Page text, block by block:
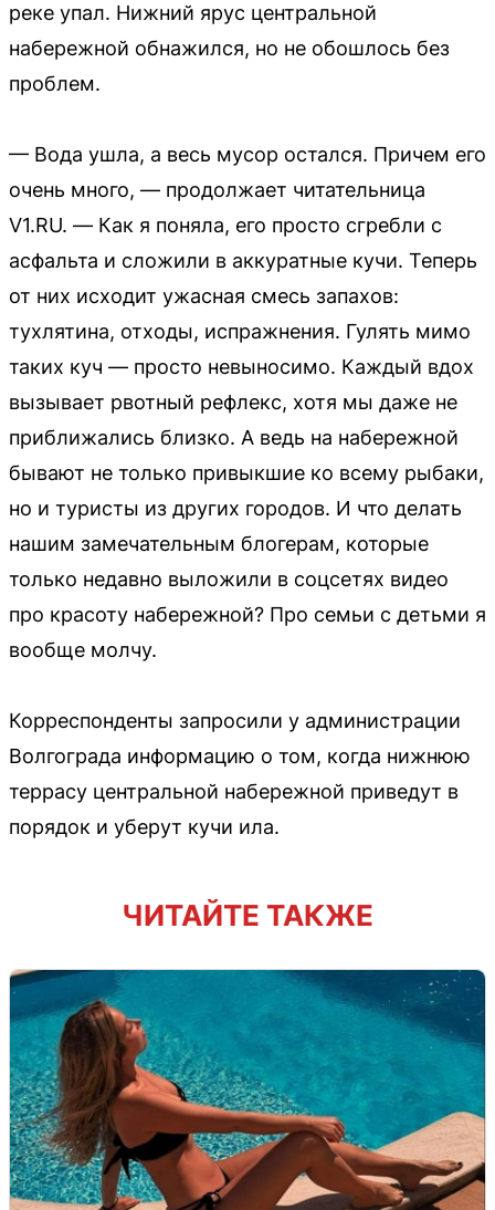
реке упал. Нижний ярус центральной
набережной обнажился, но не обошлось без
проблем.
— Вода ушла, а весь мусор остался. Причем его
очень много, — продолжает читательница
V1.RU. — Как я поняла, его просто сгребли с
асфальта и сложили в аккуратные кучи. Теперь
от них исходит ужасная смесь запахов:
тухлятина, отходы, испражнения. Гулять мимо
таких куч — просто невыносимо. Каждый вдох
вызывает рвотный рефлекс, хотя мы даже не
приближались близко. А ведь на набережной
бывают не только привыкшие ко всему рыбаки,
но и туристы из других городов. И что делать
нашим замечательным блогерам, которые
только недавно выложили в соцсетях видео
про красоту набережной? Про семьи с детьми я
вообще молчу.
Корреспонденты запросили у администрации
Волгограда информацию о том, когда нижнюю
террасу центральной набережной приведут в
порядок и уберут кучи ила.
ЧИТАЙТЕ ТАКЖЕ